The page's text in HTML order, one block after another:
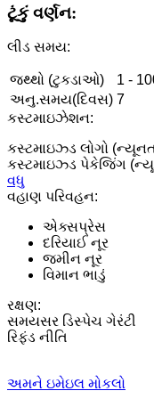
ટૂંકું વર્ણન:
લીડ સમય:
જથ્થો (ટુકડાઓ) 1 -
અનુ.સમય(દિવસ) 7
કસ્ટમાઇઝેશન:
કસ્ટમાઇઝ્ડ લોગો
કસ્ટમાઇઝ્ડ પેકેજિંગ
વધુ
વહાણ પરિવહન:
એક્સપ્રેસ
દરિયાઈ નૂર
જમીન નૂર
વિમાન ભાડું
રક્ષણ:
સમયસર ડિસ્પેચ ગેરંટી
રિફંડ નીતિ
અમને ઇમેઇલ મોકલો